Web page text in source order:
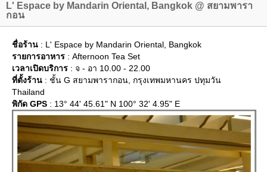
L' Espace by Mandarin Oriental, Bangkok @ สยามพารา
กอน
ชื่อร้าน : L' Espace by Mandarin Oriental, Bangkok
รายการอาหาร : Afternoon Tea Set
เวลาเปิดบริการ : จ - อา 10.00 - 22.00
ที่ตั้งร้าน : ชั้น G สยามพารากอน, กรุงเทพมหานคร ปทุมวัน
Thailand
พิกัด GPS : 13° 44' 45.61" N 100° 32' 4.95" E